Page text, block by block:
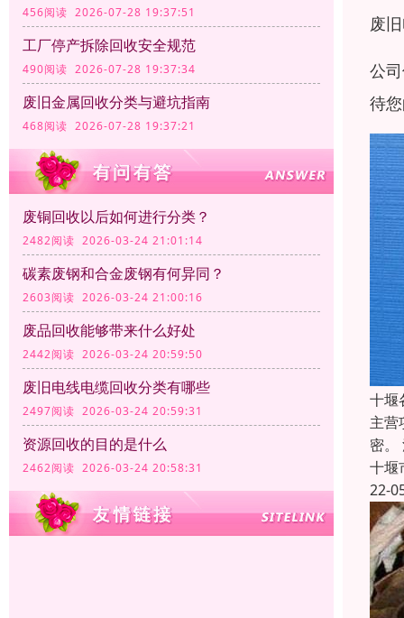
456阅读 2026-07-28 19:37:51
工厂停产拆除回收安全规范
490阅读 2026-07-28 19:37:34
废旧金属回收分类与避坑指南
468阅读 2026-07-28 19:37:21
废铜回收以后如何进行分类？
2482阅读 2026-03-24 21:01:14
碳素废钢和合金废钢有何异同？
2603阅读 2026-03-24 21:00:16
废品回收能够带来什么好处
2442阅读 2026-03-24 20:59:50
废旧电线电缆回收分类有哪些
2497阅读 2026-03-24 20:59:31
资源回收的目的是什么
2462阅读 2026-03-24 20:58:31
废
公
待
十堰
主营
密
十堰
22-